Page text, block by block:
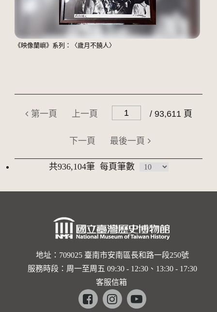
《映像蘭嶼》系列：〈歲月不饒人〉
第一頁 上一頁 / 93,611 頁
下一頁 最後一頁
共936,104筆 每頁筆數
地址：709025 臺南市安南區長和路一段250號
服務時段：周一至周五 09:30 - 12:30、13:30 - 17:30
客服信箱
Facebookinstagramyoutube